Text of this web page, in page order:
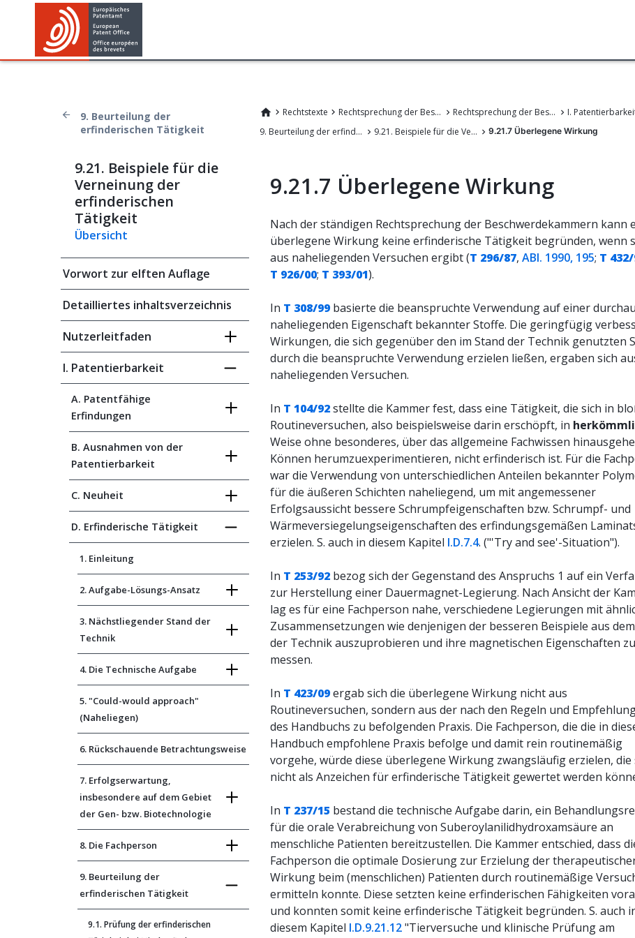
9. Beurteilung der
erfinderischen Tätigkeit
Rechtstexte Rechtsprechung der Beschwerdekammern des EPA Rechtsprechung der Beschwerdekammern des Europäischen Patentamts I.
9. Beurteilung der erfinderischen Tätigkeit
9.21. Beispiele für die Verneinung der erfinderischen Tätigkeit 9.21.7 Überlegene Wirkung
9.21. Beispiele für die
Verneinung der
erfinderischen
Tätigkeit
Übersicht
Vorwort zur elften Auflage
Detailliertes inhaltsverzeichnis
Nutzerleitfaden
I. Patentierbarkeit
A. Patentfähige
Erfindungen
B. Ausnahmen von der
Patentierbarkeit
C. Neuheit
D. Erfinderische Tätigkeit
1. Einleitung
2. Aufgabe-Lösungs-Ansatz
3. Nächstliegender Stand der
Technik
4. Die Technische Aufgabe
5. "Could-would approach"
(Naheliegen)
6. Rückschauende Betrachtungsweise
7. Erfolgserwartung,
insbesondere auf dem Gebiet
der Gen- bzw. Biotechnologie
8. Die Fachperson
9. Beurteilung der
erfinderischen Tätigkeit
9.1. Prüfung der erfinderischen
9.21.7 Überlegene Wirkung
Nach der ständigen Rechtsprechung der Beschwerdekammern kann
überlegene Wirkung keine erfinderische Tätigkeit begründen, wenn
aus naheliegenden Versuchen ergibt (T 296/87, ABl. 1990, 195; T
T 926/00; T 393/01).
In T 308/99 basierte die beanspruchte Verwendung auf einer
naheliegenden Eigenschaft bekannter Stoffe. Die geringfügig
Wirkungen, die sich gegenüber den im Stand der Technik genutzten
durch die beanspruchte Verwendung erzielen ließen, ergaben sich
naheliegenden Versuchen.
In T 104/92stellte die Kammer fest, dass eine Tätigkeit, die sich in
Routineversuchen, also beispielsweise darin erschöpft, in
Weise ohne besonderes, über das allgemeine Fachwissen
Können herumzuexperimentieren, nicht erfinderisch ist. Für die
war die Verwendung von unterschiedlichen Anteilen bekannter
für die äußeren Schichten naheliegend, um mit angemessener
Erfolgsaussicht bessere Schrumpfeigenschaften bzw. Schrumpf- und
Wärmeversiegelungseigenschaften des erfindungsgemäßen
erzielen. S. auch in diesem Kapitel I.D.7.4. ("'Try and see'-Situation").
In T 253/92bezog sich der Gegenstand des Anspruchs 1 auf ein
zur Herstellung einer Dauermagnet-Legierung. Nach Ansicht der
lag es für eine Fachperson nahe, verschiedene Legierungen mit
Zusammensetzungen wie denjenigen der besseren Beispiele aus
der Technik auszuprobieren und ihre magnetischen Eigenschaften zu
messen.
In T 423/09ergab sich die überlegene Wirkung nicht aus
Routineversuchen, sondern aus der nach den Regeln und
des Handbuchs zu befolgenden Praxis. Die Fachperson, die die in
Handbuch empfohlene Praxis befolge und damit rein routinemäßig
vorgehe, würde diese überlegene Wirkung zwangsläufig erzielen,
nicht als Anzeichen für erfinderische Tätigkeit gewertet werden
In T 237/15 bestand die technische Aufgabe darin, ein
für die orale Verabreichung von Suberoylanilidhydroxamsäure an
menschliche Patienten bereitzustellen. Die Kammer entschied, dass
Fachperson die optimale Dosierung zur Erzielung der
Wirkung beim (menschlichen) Patienten durch routinemäßige
ermitteln konnte. Diese setzten keine erfinderischen Fähigkeiten
und konnten somit keine erfinderische Tätigkeit begründen. S. auch
diesem Kapitel I.D.9.21.12"Tierversuche und klinische Prüfung am